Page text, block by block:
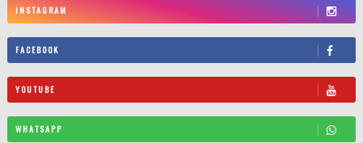
INSTAGRAM
FACEBOOK
YOUTUBE
WHATSAPP